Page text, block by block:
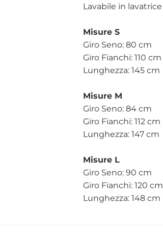
Lavabile in lavatrice
Misure S
Giro Seno: 80 cm
Giro Fianchi: 110 cm
Lunghezza: 145 cm
Misure M
Giro Seno: 84 cm
Giro Fianchi: 112 cm
Lunghezza: 147 cm
Misure L
Giro Seno: 90 cm
Giro Fianchi: 120 cm
Lunghezza: 148 cm